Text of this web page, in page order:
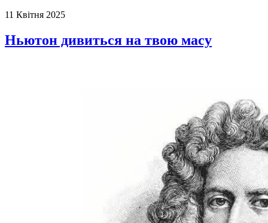
11 Квітня 2025
Ньютон дивиться на твою масу